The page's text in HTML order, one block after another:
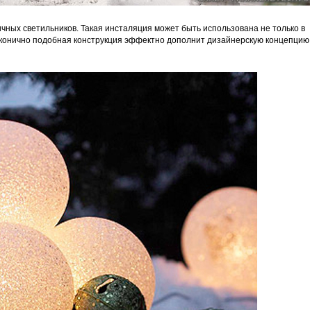
светильников. Такая инсталяция может быть использована не только в
подобная конструкция эффектно дополнит дизайнерскую концепцию